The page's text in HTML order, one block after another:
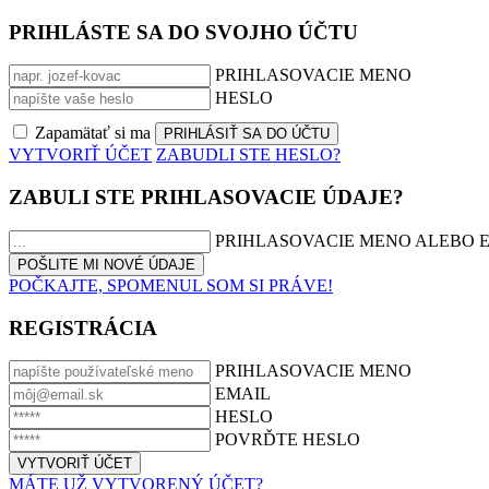
PRIHLÁSTE SA DO SVOJHO ÚČTU
PRIHLASOVACIE MENO
HESLO
Zapamätať si ma
VYTVORIŤ ÚČET ZABUDLI STE HESLO?
ZABULI STE PRIHLASOVACIE ÚDAJE?
PRIHLASOVACIE MENO ALEBO
POČKAJTE, SPOMENUL SOM SI PRÁVE!
REGISTRÁCIA
PRIHLASOVACIE MENO
EMAIL
HESLO
POVRĎTE HESLO
MÁTE UŽ VYTVORENÝ ÚČET?